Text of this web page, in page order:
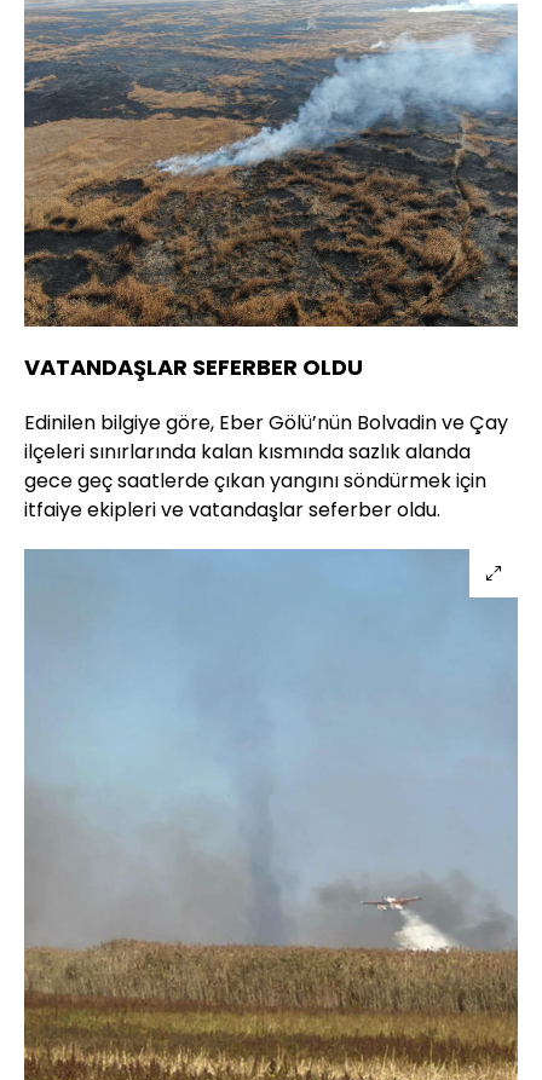
VATANDAŞLAR SEFERBER OLDU
Edinilen bilgiye göre, Eber Gölü’nün Bolvadin ve Çay
ilçeleri sınırlarında kalan kısmında sazlık alanda
gece geç saatlerde çıkan yangını söndürmek için
itfaiye ekipleri ve vatandaşlar seferber oldu.